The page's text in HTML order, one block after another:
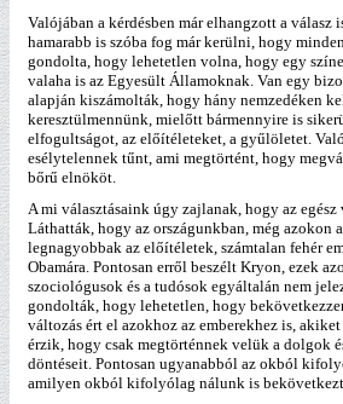
Valójában a kérdésben már elhangzott a válasz
hamarabb is szóba fog már kerülni, hogy
gondolta, hogy lehetetlen volna, hogy egy
valaha is az Egyesült Államoknak. Van egy
alapján kiszámolták, hogy hány nemzedéken
keresztülmennünk, mielőtt bármennyire is
elfogultságot, az előítéleteket, a gyűlöletet.
esélytelennek tűnt, ami megtörtént, hogy
bőrű elnököt.
A mi választásaink úgy zajlanak, hogy az
Láthatták, hogy az országunkban, még azokon
legnagyobbak az előítéletek, számtalan fehér
Obamára. Pontosan erről beszélt Kryon, ezek
szociológusok és a tudósok egyáltalán nem
gondolták, hogy lehetetlen, hogy
változás ért el azokhoz az emberekhez is,
érzik, hogy csak megtörténnek velük a dolgok
döntéseit. Pontosan ugyanabból az okból
amilyen okból kifolyólag nálunk is